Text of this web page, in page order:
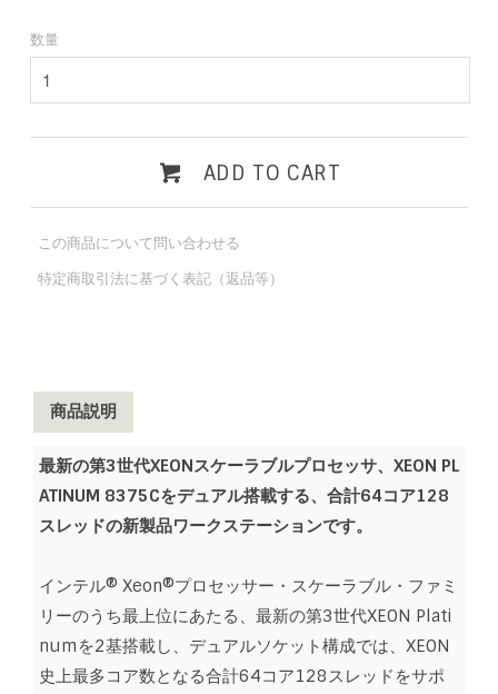
数量
ADD TO CART
この商品について問い合わせる
特定商取引法に基づく表記（返品等）
商品説明
最新の第3世代XEONスケーラブルプロセッサ、XEON PL
ATINUM 8375Cをデュアル搭載する、合計64コア128
スレッドの新製品ワークステーションです。
インテル® Xeon®プロセッサー・スケーラブル・ファミ
リーのうち最上位にあたる、最新の第3世代XEON Plati
numを2基搭載し、デュアルソケット構成では、XEON
史上最多コア数となる合計64コア128スレッドをサポ